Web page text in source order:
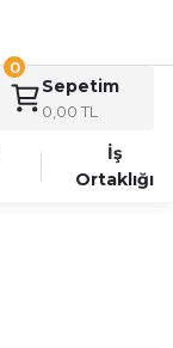
Sepetim
0,00 TL
0
İş
Ortaklığı